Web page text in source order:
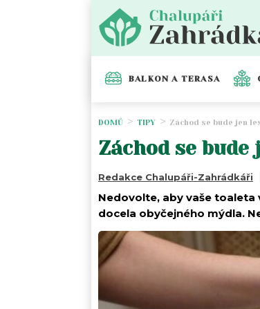
BALKON A TERASA
DOMŮ TIPY Záchod se bude jen
Záchod se
Redakce Chalupáři-Zahrádkáři
Nedovolte, aby vaše toaleta
docela obyčejného mýdla.